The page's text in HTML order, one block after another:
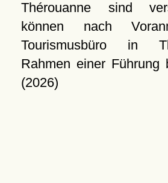
Thérouanne sind
können nach
Tourismusbüro in
Rahmen einer Führung
(2026)